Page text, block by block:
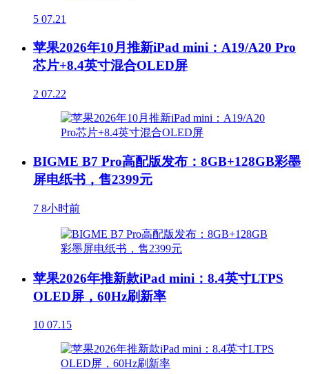
5 07.21
苹果2026年10月推新iPad mini：A19/A20 Pro
芯片+8.4英寸混合OLED屏
2 07.22
BIGME B7 Pro高配版发布：8GB+128GB彩墨
屏电纸书，售2399元
7 8小时前
苹果2026年推新款iPad mini：8.4英寸LTPS
OLED屏，60Hz刷新率
10 07.15